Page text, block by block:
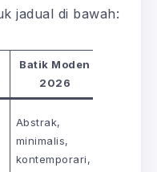
jadual di bawah:
Batik Moden
2026
Abstrak,
minimalis,
kontemporari,